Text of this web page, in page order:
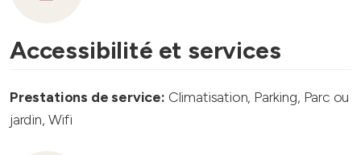
Accessibilité et services
Prestations de service: Climatisation, Parking, Parc ou
jardin, Wifi